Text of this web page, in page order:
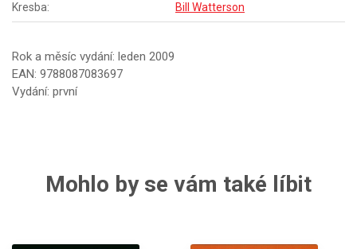
Kresba: Bill Watterson
Rok a měsíc vydání: leden 2009
EAN: 9788087083697
Vydání: první
Mohlo by se vám také líbit